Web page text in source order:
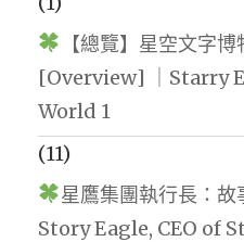
【總覽】星空文字博
[Overview] ｜Starry
World 1
(11)
星鷹集團執行長：
Story Eagle, CEO of